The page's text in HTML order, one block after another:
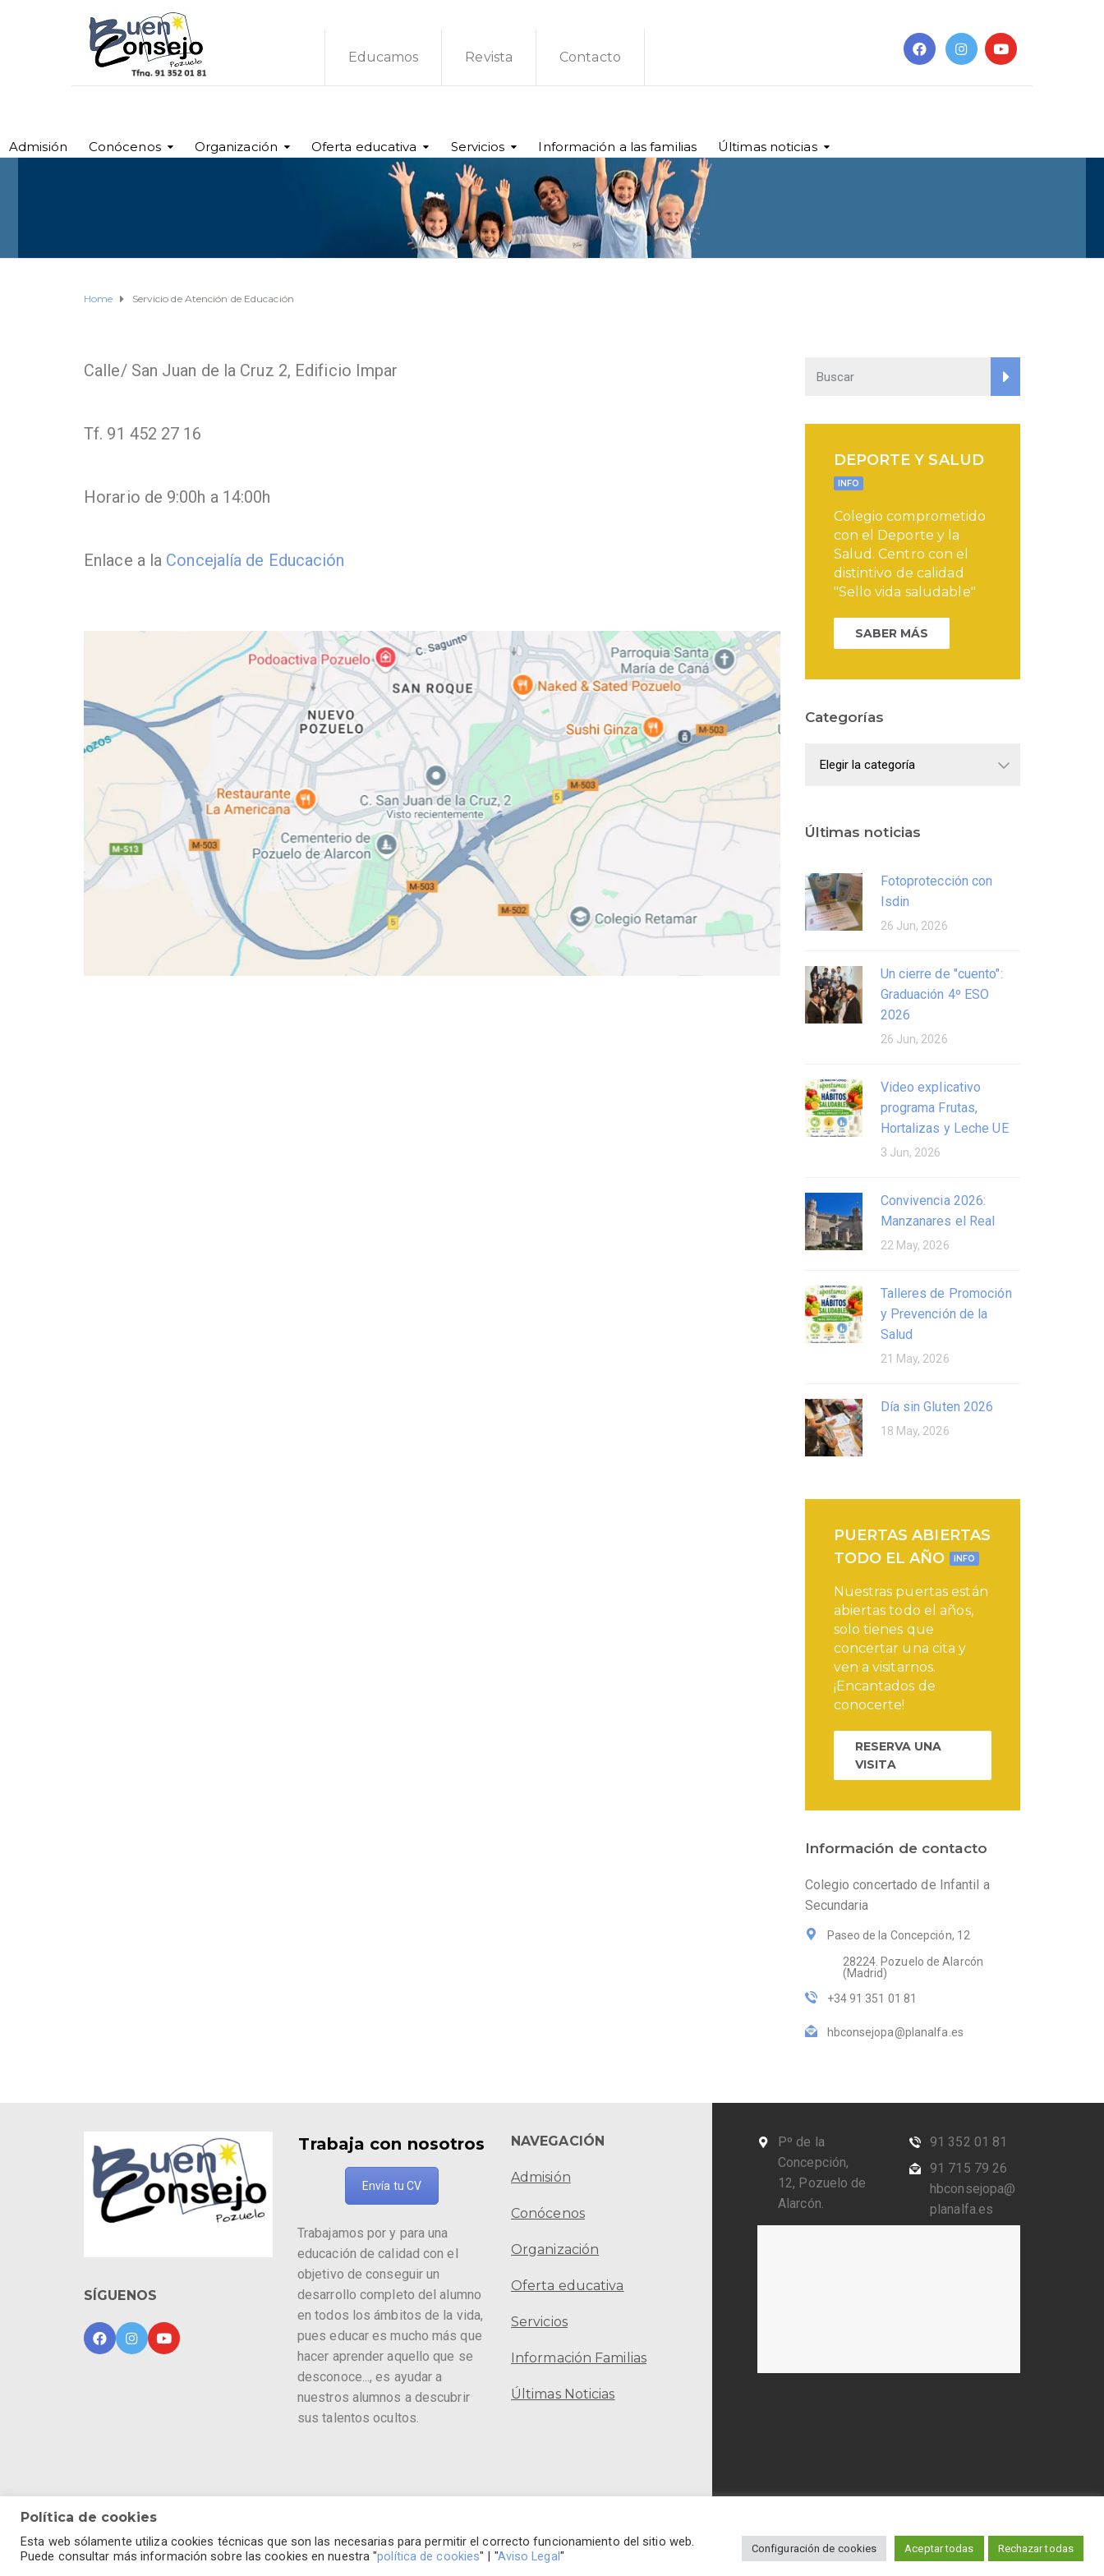
Educamos Revista Contacto
Admisión Conócenos Organización Oferta educativa Servicios Información a las familias Últimas noticias
Home Servicio de Atención de Educación
Calle/ San Juan de la Cruz 2, Edificio Impar
Tf. 91 452 27 16
Horario de 9:00h a 14:00h
Enlace a la Concejalía de Educación
DEPORTE Y SALUD
INFO
Colegio comprometido
con el Deporte y la
Salud. Centro con el
distintivo de calidad
"Sello vida saludable"
SABER MÁS
Categorías
Últimas noticias
Fotoprotección con
Isdin
26 Jun, 2026
Un cierre de "cuento":
Graduación 4º ESO
2026
26 Jun, 2026
Video explicativo
programa Frutas,
Hortalizas y Leche UE
3 Jun, 2026
Convivencia 2026:
Manzanares el Real
22 May, 2026
Talleres de Promoción
y Prevención de la
Salud
21 May, 2026
Día sin Gluten 2026
18 May, 2026
PUERTAS ABIERTAS
TODO EL AÑO
INFO
Nuestras puertas están
abiertas todo el años,
solo tienes que
concertar una cita y
ven a visitarnos.
¡Encantados de
conocerte!
RESERVA UNA
VISITA
Información de contacto
Colegio concertado de Infantil a
Secundaria
Paseo de la Concepción, 12
28224. Pozuelo de Alarcón
(Madrid)
+34 91 351 01 81
hbconsejopa@planalfa.es
SÍGUENOS
Trabaja con nosotros
Envía tu CV
Trabajamos por y para una
educación de calidad con el
objetivo de conseguir un
desarrollo completo del alumno
en todos los ámbitos de la vida,
pues educar es mucho más que
hacer aprender aquello que se
desconoce..., es ayudar a
nuestros alumnos a descubrir
sus talentos ocultos.
NAVEGACIÓN
Admisión
Conócenos
Organización
Oferta educativa
Servicios
Información Familias
Últimas Noticias
Pº de la
Concepción,
12, Pozuelo de
Alarcón.
91 352 01 81
91 715 79 26
hbconsejopa@
planalfa.es
Política de cookies-Política de privacidad -Aviso legal Colegio Hogar del Buen Consejo©2026 Todos los derechos reservados
Política de cookies
Esta web sólamente utiliza cookies técnicas que son las necesarias para permitir el correcto funcionamiento del sitio web.
Puede consultar más información sobre las cookies en nuestra "política de cookies" | "Aviso Legal" Configuración de cookies Aceptar todas Rechazar todas